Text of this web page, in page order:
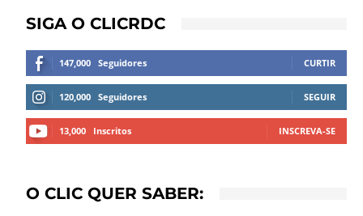
SIGA O CLICRDC
147,000 Seguidores CURTIR
120,000 Seguidores SEGUIR
13,000 Inscritos INSCREVA-SE
O CLIC QUER SABER: